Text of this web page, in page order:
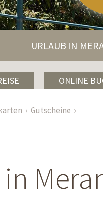
URLAUB IN
ONLINE
Gutscheine